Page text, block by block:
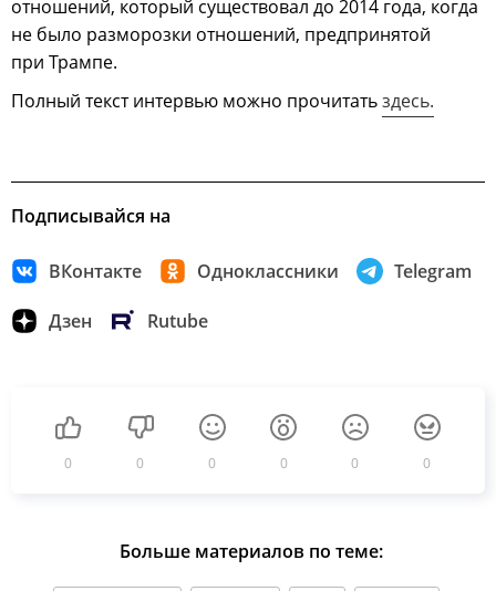
отношений, который существовал до 2014 года, когда
не было разморозки отношений, предпринятой
при Трампе.
Полный текст интервью можно прочитатьздесь.
Подписывайся на
ВКонтакте Одноклассники Telegram
Дзен Rutube
0 0 0 0 0 0
Больше материалов по теме: